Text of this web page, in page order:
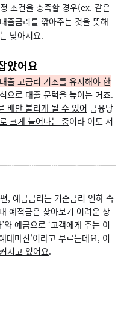
조건을 충족할 경우(ex. 같은
출금리를 깎아주는 것을 뜻해
낮아져요.
았어요
출 고금리 기조를 유지해야 한
으로 대출 문턱을 높이는 거죠.
배만 불리게 될 수 있어 금융당
크게 늘어나는 중이라 이도 저
, 예금금리는 기준금리 인하 속
예적금은 찾아보기 어려운 상
예금으로 ‘고객에게 주는 이
대마진’이라고 부르는데요, 이
지고 있어요.